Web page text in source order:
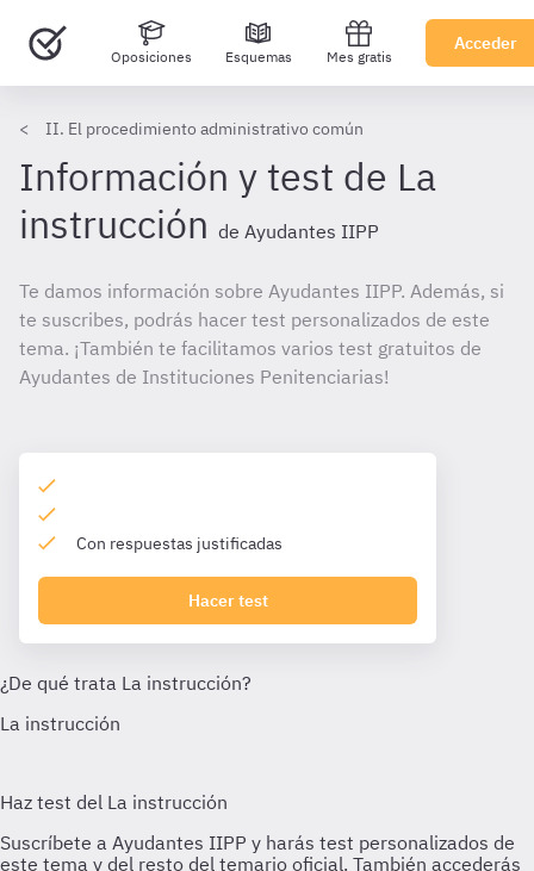
Oposiciones Esquemas Mes gratis
Acceder
II. El procedimiento administrativo común
Información y test de La
instrucción de Ayudantes IIPP
Te damos información sobre Ayudantes IIPP. Además, si
te suscribes, podrás hacer test personalizados de este
tema. ¡También te facilitamos varios test gratuitos de
Ayudantes de Instituciones Penitenciarias!
Con respuestas justificadas
Hacer test